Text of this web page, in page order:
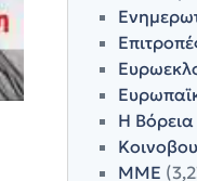
Η
ΜΜΕ